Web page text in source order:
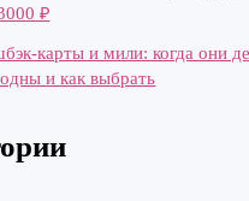
₽
карты и мили: когда они
и как выбрать